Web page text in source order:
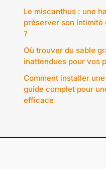
Le miscanthus : une
préserver son intimité
?
Où trouver du sable
inattendues pour vos
Comment installer
guide complet pour
efficace